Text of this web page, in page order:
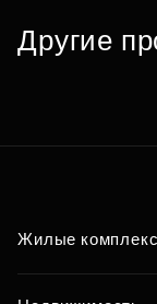
по
Другие
Жилые